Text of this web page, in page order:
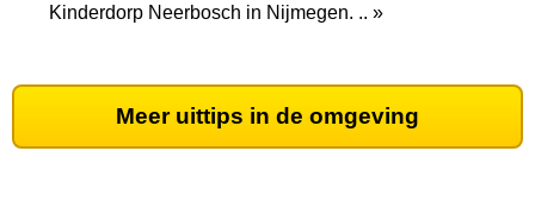
Kinderdorp Neerbosch in Nijmegen. .. »
Meer uittips in de omgeving